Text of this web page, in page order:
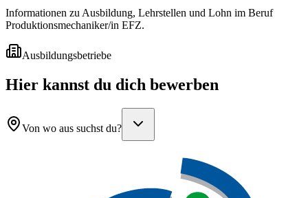
Informationen zu Ausbildung, Lehrstellen und Lohn im Beruf
Produktionsmechaniker/in EFZ.
Ausbildungsbetriebe
Hier kannst du dich bewerben
Von wo aus suchst du?